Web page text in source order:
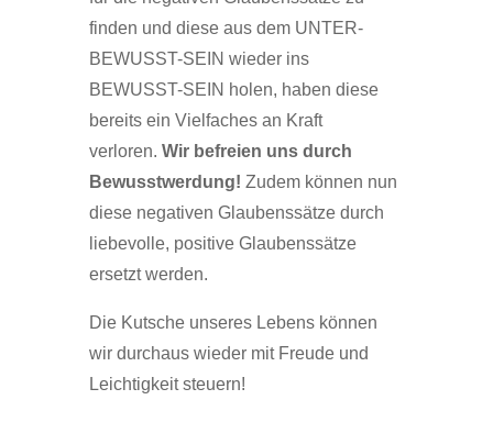
finden und diese aus dem UNTER-
BEWUSST-SEIN wieder ins
BEWUSST-SEIN holen, haben diese
bereits ein Vielfaches an Kraft
verloren. Wir befreien uns durch
Bewusstwerdung! Zudem können nun
diese negativen Glaubenssätze durch
liebevolle, positive Glaubenssätze
ersetzt werden.
Die Kutsche unseres Lebens können
wir durchaus wieder mit Freude und
Leichtigkeit steuern!